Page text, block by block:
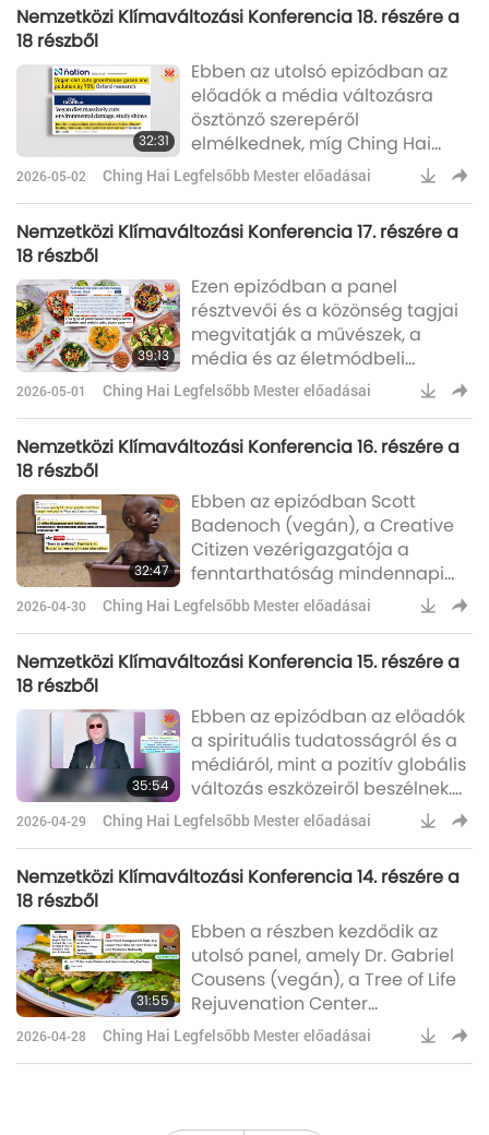
értékeli az olyan univerzális
hit és a spirituális ébredés. 1989-
ben, válaszul az őszinte
spirituális keresők szívből jövő
vágyára, Mester szívesen utaz
Nemzetközi Klímaváltozási Konferencia 18. részére a
18 részből
32:31
Ebben az utolsó epizódban az
előadók a média változásra
ösztönző szerepéről
elmélkednek, míg Ching Hai
Legfelsőbb Mester
zárógondolataiban a
felmelegedés reményteli
Raatz: Röviden, az általános
működési elvem, amennyire
csak lehet: „Ne a médiát kövesd.
Te légy a média”, és a
legmagasabb rendű
elsőbbségének elve szerint
cselekedj, ami
2026-05-02 Ching Hai Legfelsőbb Mester előadásai
Nemzetközi Klímaváltozási Konferencia 17. részére a
18 részből
39:13
Ezen epizódban a panel
résztvevői és a közönség tagjai
megvitatják a művészek, a
média és az életmódbeli
döntések szerepét az egészség,
az együttérzés és a környezet-
(Még egy utolsó kérdéssorunk
hivatásos kaszkadőrtől, Robert
Alonzótól érkezik.) Robert: Ez a
kérdés Ching Hai Mesterhez és
John Raatzhoz szól. Hogyan has
2026-05-01 Ching Hai Legfelsőbb Mester előadásai
Nemzetközi Klímaváltozási Konferencia 16. részére a
18 részből
32:47
Ebben az epizódban Scott
Badenoch (vegán), a Creative
Citizen vezérigazgatója a
fenntarthatóság mindennapi
életben betöltött fontosságát, a
globális együttműködés és a
kezelésében játszott jelentős
Ma gyönyörű emberek vannak
itt, ugye? (Igen.) Te összegyűjtöd
az összes gyönyörű embert. Úgy
örülök, hogy ismerhetem őket.
Kösz
2026-04-30 Ching Hai Legfelsőbb Mester előadásai
Nemzetközi Klímaváltozási Konferencia 15. részére a
18 részből
35:54
Ebben az epizódban az előadók
a spirituális tudatosságról és a
médiáról, mint a pozitív globális
változás eszközeiről beszélnek.
(Dr. Gabriel Cousens, szeretnél
kérdezni a Legfelsőbb
tulajdonképpen igen. Tudjuk,
életmódbeli változás. Milyen
más életmódbeli és
tudatosságbeli változást
ajánlana még – melyik lenne az
az egy, amelyet a
2026-04-29 Ching Hai Legfelsőbb Mester előadásai
Nemzetközi Klímaváltozási Konferencia 14. részére a
18 részből
31:55
Ebben a részben kezdődik az
utolsó panel, amely Dr. Gabriel
Cousens (vegán), a Tree of Life
Rejuvenation Center
alapítójának gondolataival
indul, aki a média szerepének a
együttérző megoldások
2026-04-28 Ching Hai Legfelsőbb Mester előadásai